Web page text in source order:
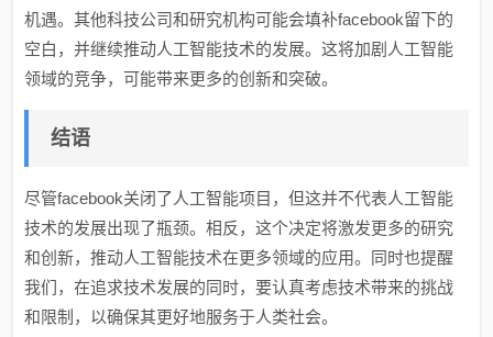
机遇。其他科技公司和研究机构可能会填补facebook留下的
空白，并继续推动人工智能技术的发展。这将加剧人工智能
领域的竞争，可能带来更多的创新和突破。
结语
尽管facebook关闭了人工智能项目，但这并不代表人工智能
技术的发展出现了瓶颈。相反，这个决定将激发更多的研究
和创新，推动人工智能技术在更多领域的应用。同时也提醒
我们，在追求技术发展的同时，要认真考虑技术带来的挑战
和限制，以确保其更好地服务于人类社会。